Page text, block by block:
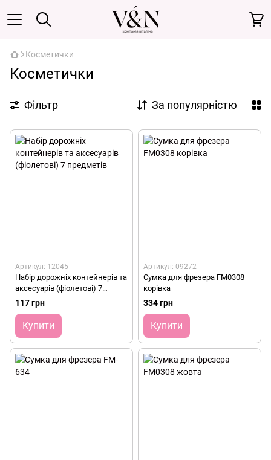
Косметички
Косметички
Фільтр За популярністю
Артикул: 12045
Набір дорожніх контейнерів та
аксесуарів (фіолетові) 7
предметів
117 грн
Купити
Артикул: 09272
Сумка для фрезера FM0308
корівка
334 грн
Купити